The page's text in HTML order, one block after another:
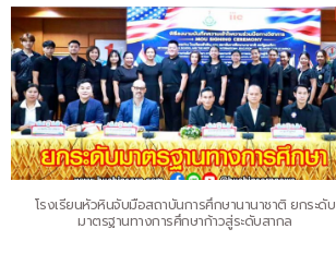
โรงเรียนหัวหินจับมือสถาบันการศึกษานานาชาติ ยกระดับ
มาตรฐานทางการศึกษาก้าวสู่ระดับสากล